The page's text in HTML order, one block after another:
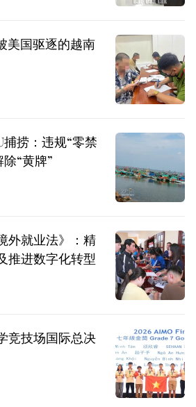
美国驱逐的越南
捞：违规“零禁
“黄牌”
外就业法》：精
推进数字化转型
竞技场国际总决